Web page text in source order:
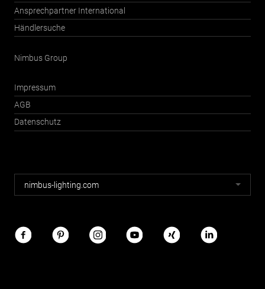
Ansprechpartner International
Händlersuche
Nimbus Group
Impressum
AGB
Datenschutz
Nimbus
Webseiten
nimbus-lighting.com
Nimbus
im